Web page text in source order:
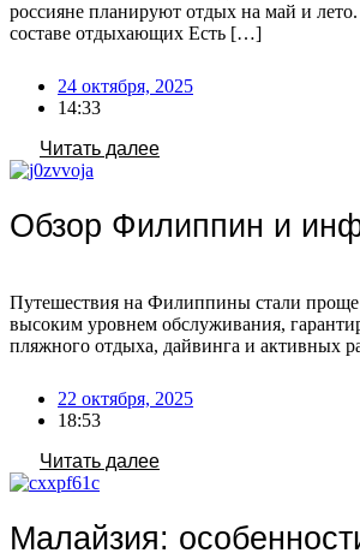
россияне планируют отдых на май и
составе отдыхающих Есть […]
24 октября, 2025
14:33
Читать далее
Обзор Филиппин и
Путешествия на Филиппины стали проще
высоким уровнем обслуживания,
пляжного отдыха, дайвинга и активных
22 октября, 2025
18:53
Читать далее
Малайзия: